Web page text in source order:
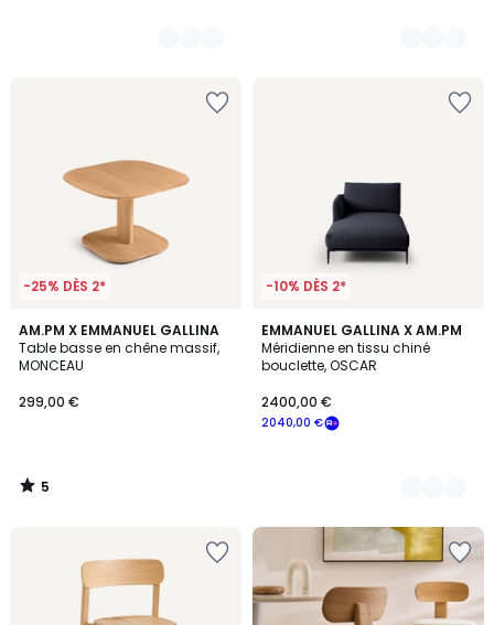
-25% DÈS 2*
AM.PM X EMMANUEL GALLINA
Table basse en chêne massif,
MONCEAU
299,00 €
5
/
5
5
/
-10% DÈS 2*
EMMANUEL GALLINA X AM.PM
Méridienne en tissu chiné
bouclette, OSCAR
2040,00 €
2400,00 €
3
Couleurs